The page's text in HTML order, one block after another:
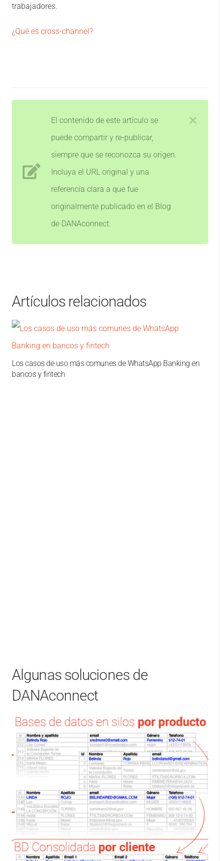
trabajadores.
¿Qué es cross-channel?
El contenido de este artículo se
puede compartir y re-publicar,
siempre que se reconozca su origen.
Incluya el URL original y una
referencia clara a que fue
originalmente publicado en el Blog
de DANAconnect.
Artículos relacionados
Los casos de uso más comunes de WhatsApp Banking en
bancos y fintech
Algunas soluciones de
DANAconnect